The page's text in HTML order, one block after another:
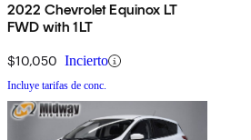
2022 Chevrolet Equinox LT
FWD with 1LT
$10,050 Incierto
Incluye tarifas de conc.